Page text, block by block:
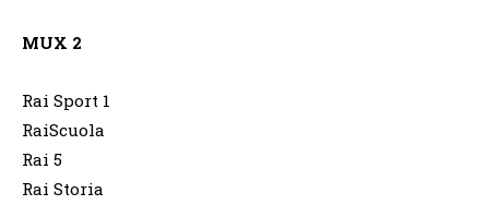
MUX 2
Rai Sport 1
RaiScuola
Rai 5
Rai Storia